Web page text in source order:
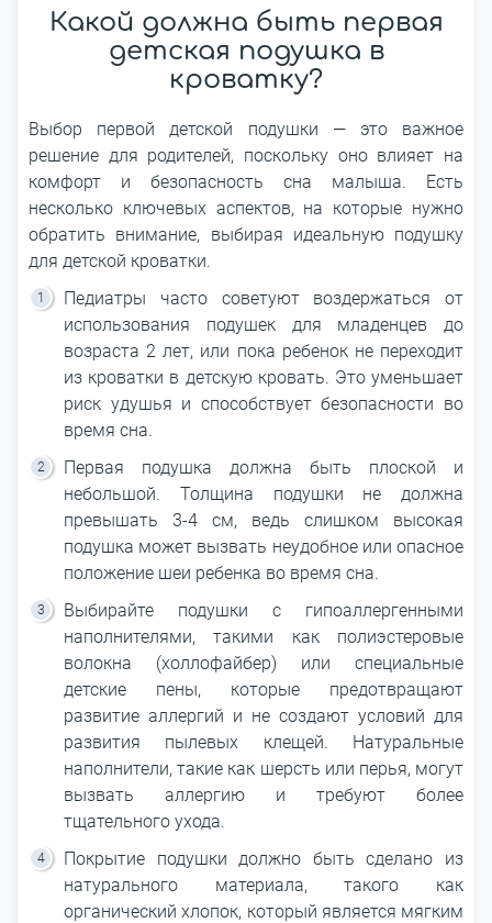
Какой должна быть первая
детская подушка в
кроватку?
Выбор первой детской подушки ― это важное
решение для родителей, поскольку оно влияет на
комфорт и безопасность сна малыша. Есть
несколько ключевых аспектов, на которые нужно
обратить внимание, выбирая идеальную подушку
для детской кроватки.
Педиатры часто советуют воздержаться от
использования подушек для младенцев до
возраста 2 лет, или пока ребенок не переходит
из кроватки в детскую кровать. Это уменьшает
риск удушья и способствует безопасности во
время сна.
Первая подушка должна быть плоской и
небольшой. Толщина подушки не должна
превышать 3-4 см, ведь слишком высокая
подушка может вызвать неудобное или опасное
положение шеи ребенка во время сна.
Выбирайте подушки с гипоаллергенными
наполнителями, такими как полиэстеровые
волокна (холлофайбер) или специальные
детские пены, которые предотвращают
развитие аллергий и не создают условий для
развития пылевых клещей. Натуральные
наполнители, такие как шерсть или перья, могут
вызвать аллергию и требуют более
тщательного ухода.
Покрытие подушки должно быть сделано из
натурального материала, такого как
органический хлопок, который является мягким